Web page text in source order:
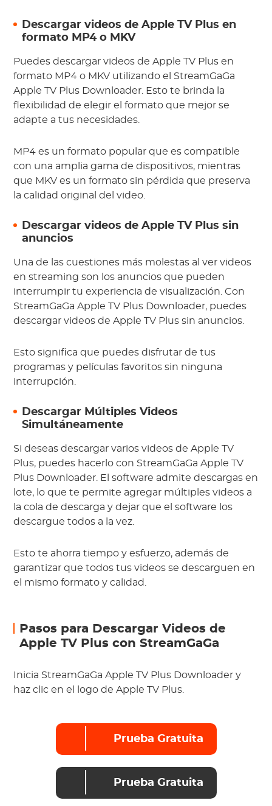
Descargar videos de Apple TV Plus en
formato MP4 o MKV
Puedes descargar videos de Apple TV Plus en
formato MP4 o MKV utilizando el StreamGaGa
Apple TV Plus Downloader. Esto te brinda la
flexibilidad de elegir el formato que mejor se
adapte a tus necesidades.
MP4 es un formato popular que es compatible
con una amplia gama de dispositivos, mientras
que MKV es un formato sin pérdida que preserva
la calidad original del video.
Descargar videos de Apple TV Plus sin
anuncios
Una de las cuestiones más molestas al ver videos
en streaming son los anuncios que pueden
interrumpir tu experiencia de visualización. Con
StreamGaGa Apple TV Plus Downloader, puedes
descargar videos de Apple TV Plus sin anuncios.
Esto significa que puedes disfrutar de tus
programas y películas favoritos sin ninguna
interrupción.
Descargar Múltiples Videos
Simultáneamente
Si deseas descargar varios videos de Apple TV
Plus, puedes hacerlo con StreamGaGa Apple TV
Plus Downloader. El software admite descargas en
lote, lo que te permite agregar múltiples videos a
la cola de descarga y dejar que el software los
descargue todos a la vez.
Esto te ahorra tiempo y esfuerzo, además de
garantizar que todos tus videos se descarguen en
el mismo formato y calidad.
Pasos para Descargar Videos de
Apple TV Plus con StreamGaGa
Inicia StreamGaGa Apple TV Plus Downloader y
haz clic en el logo de Apple TV Plus.
Prueba Gratuita
Prueba Gratuita